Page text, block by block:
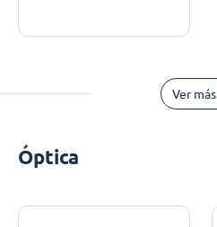
Ver más
Óptica